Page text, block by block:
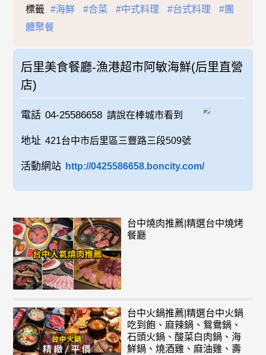
標籤 #海鮮 #合菜 #中式料理 #台式料理
#團
體聚餐
后里美食餐廳-漁港超市阿敏海鮮(后里直營
店)
電話 04-25586658 請說在棒城市看到
地址 421台中市后里區三豐路三段509號
活動網站 http://0425586658.boncity.com/
台中燒肉推薦|精選台中燒烤
餐廳
台中火鍋推薦|精選台中火鍋
吃到飽、麻辣鍋、鴛鴦鍋、
石頭火鍋、酸菜白肉鍋、海
鮮鍋、燒酒雞、麻油雞、壽